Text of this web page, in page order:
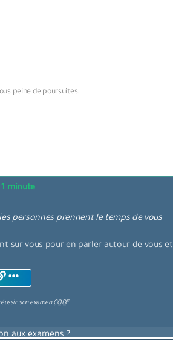
peine de poursuites.
minute
personnes prennent le temps de vous
sur vous pour en parler autour de vous et
son examenCODE
aux examens ?